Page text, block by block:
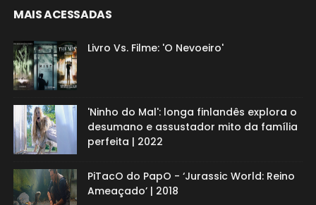
MAIS ACESSADAS
Livro Vs. Filme: 'O Nevoeiro'
'Ninho do Mal': longa finlandês explora o
desumano e assustador mito da família
perfeita | 2022
PiTacO do PapO - ‘Jurassic World: Reino
Ameaçado’ | 2018